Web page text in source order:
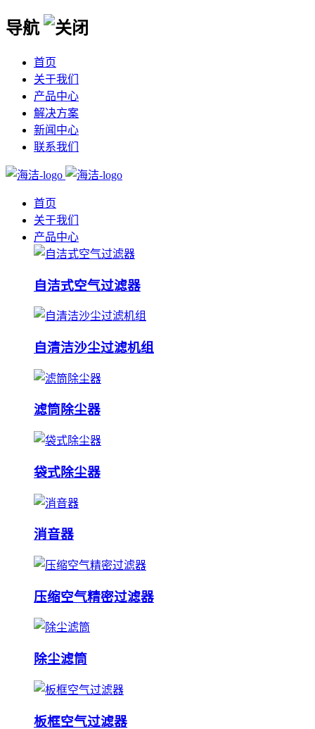
导航
首页
关于我们
产品中心
解决方案
新闻中心
联系我们
首页
关于我们
产品中心
自洁式空气过滤器
自清洁沙尘过滤机组
滤筒除尘器
袋式除尘器
消音器
压缩空气精密过滤器
除尘滤筒
板框空气过滤器